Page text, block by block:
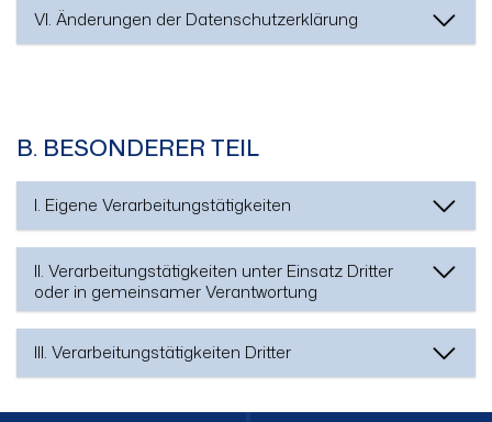
VI. Änderungen der Datenschutzerklärung
B. BESONDERER TEIL
I. Eigene Verarbeitungstätigkeiten
II. Verarbeitungstätigkeiten unter Einsatz Dritter
oder in gemeinsamer Verantwortung
III. Verarbeitungstätigkeiten Dritter